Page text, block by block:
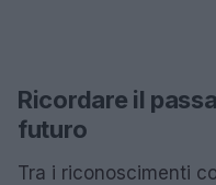
Ricordare il
futuro
Tra i riconoscimenti